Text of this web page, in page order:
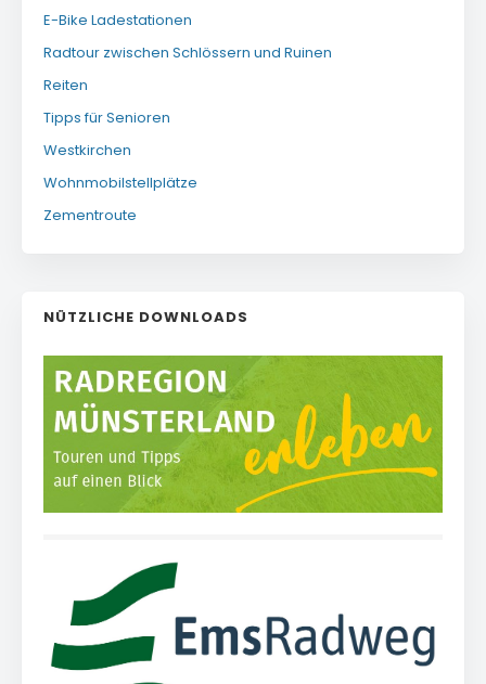
E-Bike Ladestationen
Radtour zwischen Schlössern und Ruinen
Reiten
Tipps für Senioren
Westkirchen
Wohnmobilstellplätze
Zementroute
NÜTZLICHE DOWNLOADS